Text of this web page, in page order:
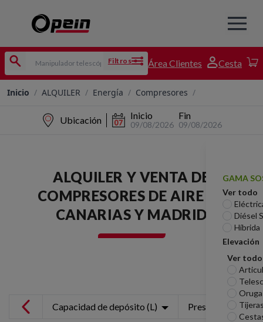
Filtros Área Clientes Cesta
Inicio / ALQUILER / Energía / Compresores /
Ubicación Inicio
09/08/2026
Fin
09/08/2026
GAMA
Ver todo
Diésel
Híbrida
Elevación
Ver todo
ALQUILER Y VENTA DE
COMPRESORES DE AIRE EN
CANARIAS Y MADRID
Capacidad de depósito (L) Presión (bar)